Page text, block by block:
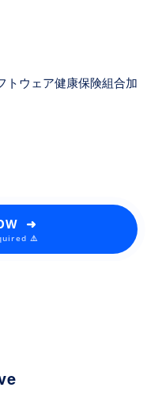
トウェア健康保険組合加
➜
⚠️